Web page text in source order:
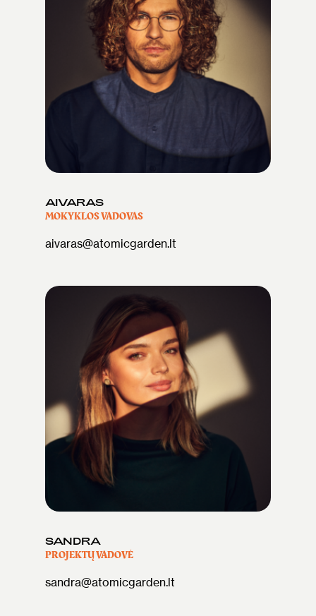
AIVARAS
MOKYKLOS VADOVAS
aivaras@atomicgarden.lt
SANDRA
PROJEKTŲ VADOVĖ
sandra@atomicgarden.lt